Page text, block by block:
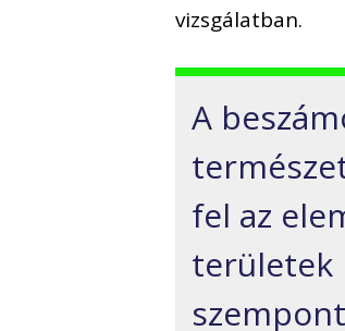
vizsgálatban.
A
fel az
területek